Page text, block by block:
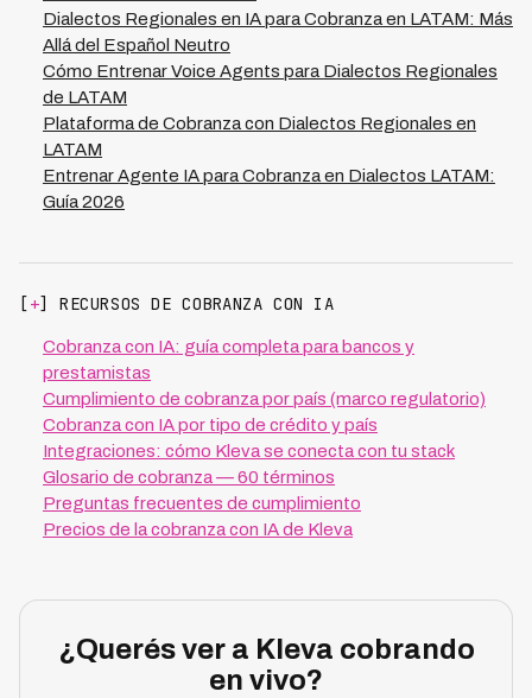
Dialectos Regionales en IA para Cobranza en LATAM: Más
Allá del Español Neutro
Cómo Entrenar Voice Agents para Dialectos Regionales
de LATAM
Plataforma de Cobranza con Dialectos Regionales en
LATAM
Entrenar Agente IA para Cobranza en Dialectos LATAM:
Guía 2026
[ +] RECURSOS DE COBRANZA CON IA
Cobranza con IA: guía completa para bancos y
prestamistas
Cumplimiento de cobranza por país (marco regulatorio)
Cobranza con IA por tipo de crédito y país
Integraciones: cómo Kleva se conecta con tu stack
Glosario de cobranza — 60 términos
Preguntas frecuentes de cumplimiento
Precios de la cobranza con IA de Kleva
¿Querés ver a Kleva cobrando
en vivo?